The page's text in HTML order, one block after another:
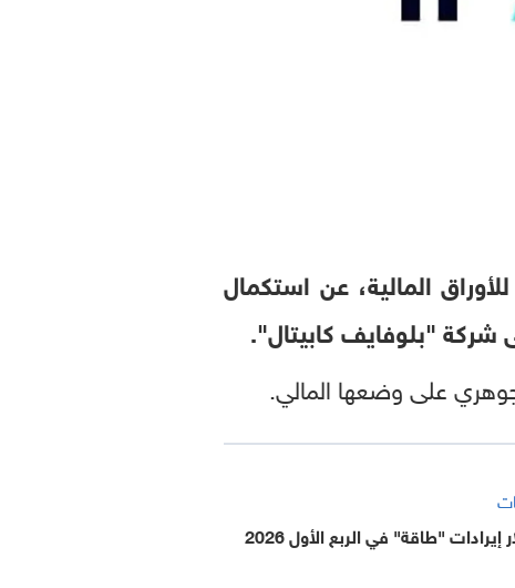
المالية، عن استكمال
على وضعها المالي.